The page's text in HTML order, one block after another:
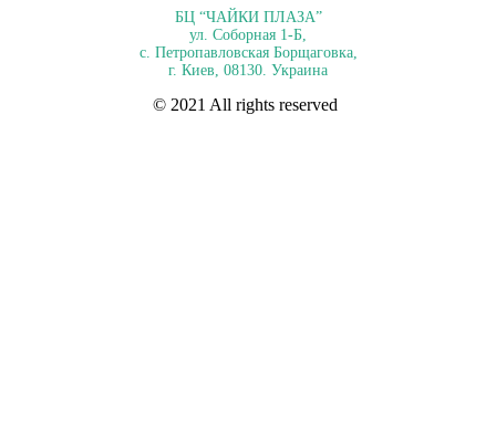
БЦ “ЧАЙКИ ПЛАЗА”
ул. Соборная 1-Б,
с. Петропавловская Борщаговка,
г. Киев, 08130. Украина
© 2021 All rights reserved